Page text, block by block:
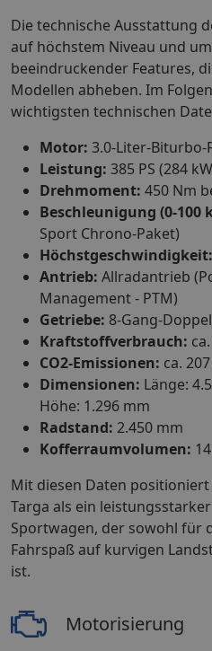
Die technische Ausstattung
auf höchstem Niveau und
beeindruckender Features,
Modellen abheben. Im
wichtigsten technischen
Motor: 3.0-Liter-Biturbo-
Leistung: 385 PS (284
Drehmoment: 450 Nm
Beschleunigung (0-100
Sport Chrono-Paket)
Höchstgeschwindigkeit:
Antrieb: Allradantrieb
Management - PTM)
Getriebe: 8-Gang-
Kraftstoffverbrauch:
CO2-Emissionen: ca.
Dimensionen: Länge:
Höhe: 1.296 mm
Radstand: 2.450 mm
Kofferraumvolumen:
Mit diesen Daten positioniert
Targa als ein
Sportwagen, der sowohl für
Fahrspaß auf kurvigen
ist.
Motorisierung